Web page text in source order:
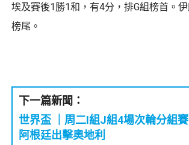
埃及賽後1勝1和，有4分，排G組榜首。
榜尾。
下一篇新聞：
世界盃 ｜周二I組J組4場次輪分組賽
阿根廷出擊奧地利